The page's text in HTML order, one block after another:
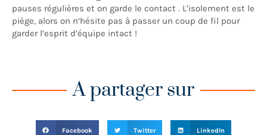
pauses régulières et on garde le contact . L’isolement est le
piège, alors on n’hésite pas à passer un coup de fil pour
garder l’esprit d’équipe intact !
A partager sur
Facebook Twitter LinkedIn